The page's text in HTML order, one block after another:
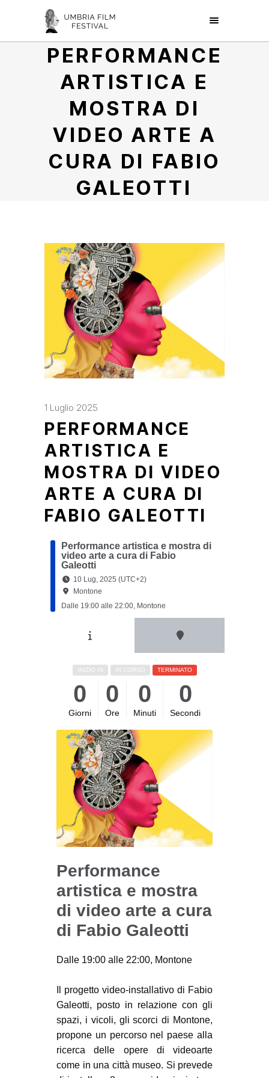
PERFORMANCE
ARTISTICA E
MOSTRA DI
VIDEO ARTE A
CURA DI FABIO
GALEOTTI
1 Luglio 2025
PERFORMANCE
ARTISTICA E
MOSTRA DI VIDEO
ARTE A CURA DI
FABIO GALEOTTI
Performance artistica e mostra di
video arte a cura di Fabio
Galeotti
10 Lug, 2025 (UTC+2)
Montone
Dalle 19:00 alle 22:00, Montone
INIZIO IN IN CORSO TERMINATO
0
Giorni
0
Ore
0
Minuti
0
Secondi
Performance
artistica e mostra
di video arte a cura
di Fabio Galeotti
Dalle 19:00 alle 22:00, Montone
Il progetto video-installativo di Fabio
Galeotti, posto in relazione con gli
spazi, i vicoli, gli scorci di Montone,
propone un percorso nel paese alla
ricerca delle opere di videoarte
come in una città museo. Si prevede